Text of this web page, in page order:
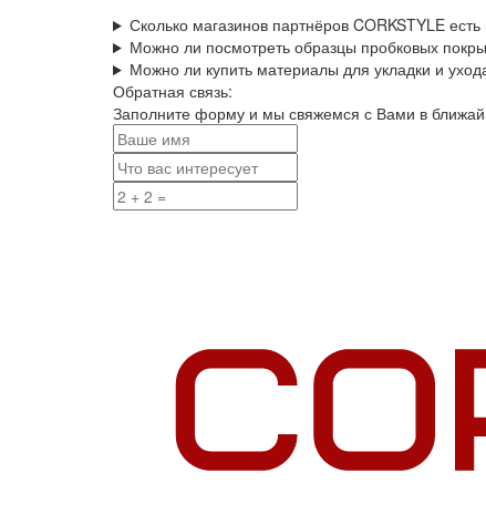
Сколько магазинов партнёров CORKSTYLE есть
Можно ли посмотреть образцы пробковых
Можно ли купить материалы для укладки и
Обратная связь:
Заполните форму и мы свяжемся с Вами в